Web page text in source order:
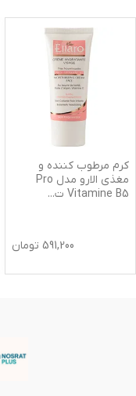
کرم مرطوب کننده و
مغذی الارو مدل Pro
Vitamine B5 ت
...
591,200 تومان